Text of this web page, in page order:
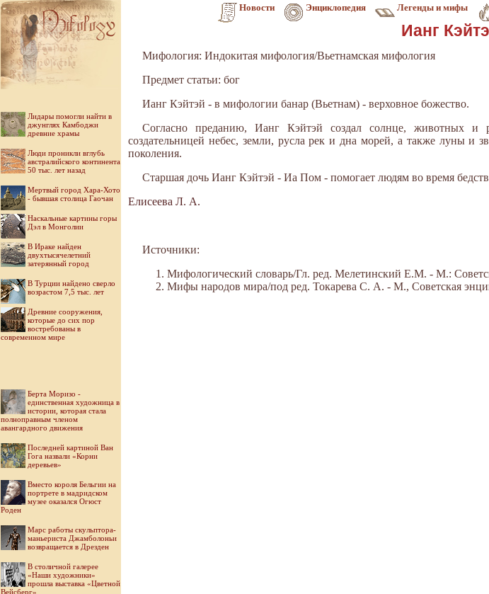
Новости Энциклопедия Легенды и мифы
Лидары помогли найти в
джунглях Камбоджи
древние храмы
Люди проникли вглубь
австралийского континента
50 тыс. лет назад
Мертвый город Хара-Хото
- бывшая столица Гаочан
Наскальные картины горы
Дэл в Монголии
В Ираке найден
двухтысячелетний
затерянный город
В Турции найдено сверло
возрастом 7,5 тыс. лет
Древние сооружения,
которые до сих пор
востребованы в
современном мире
Берта Моризо -
единственная художница в
истории, которая стала
полноправным членом
авангардного движения
Последней картиной Ван
Гога назвали «Корни
деревьев»
Вместо короля Бельгии на
портрете в мадридском
музее оказался Огюст
Роден
Марс работы скульптора-
маньериста Джамболоньи
возвращается в Дрезден
В столичной галерее
«Наши художники»
прошла выставка «Цветной
Вейсберг»
Ианг
Мифология: Индокитая мифология/Вьетнамская мифология
Предмет статьи: бог
Ианг Кэйтэй - в мифологии банар (Вьетнам) - верховное божество.
Согласно преданию, Ианг Кэйтэй создал солнце, животных
создательницей небес, земли, русла рек и дна морей, а также луны и
поколения.
Старшая дочь Ианг Кэйтэй - Иа Пом - помогает людям во время
Елисеева Л. А.
Источники:
Мифологический словарь/Гл. ред. Мелетинский Е.М. - М.:
Мифы народов мира/под ред. Токарева С. А. - М., Советская